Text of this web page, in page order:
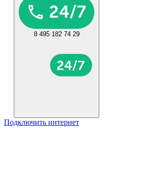
8 495 182 74 29
Подключить интернет